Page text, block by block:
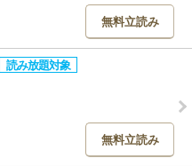
無料立読み
無料立読み